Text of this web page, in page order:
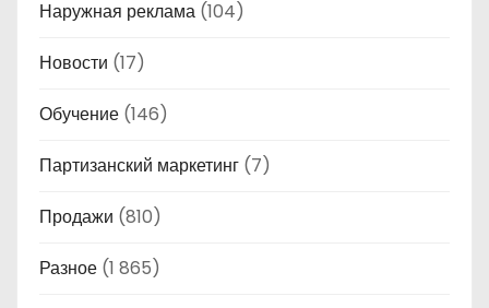
Наружная реклама (104)
Новости (17)
Обучение (146)
Партизанский маркетинг (7)
Продажи (810)
Разное (1 865)